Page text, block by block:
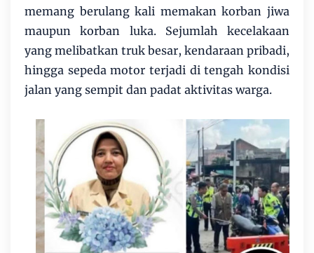
memang berulang kali memakan korban jiwa
maupun korban luka. Sejumlah kecelakaan
yang melibatkan truk besar, kendaraan pribadi,
hingga sepeda motor terjadi di tengah kondisi
jalan yang sempit dan padat aktivitas warga.